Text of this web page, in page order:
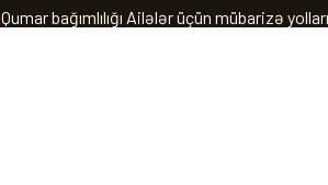
Qumar bağımlılığı Ailələr üçün mübarizə yolları